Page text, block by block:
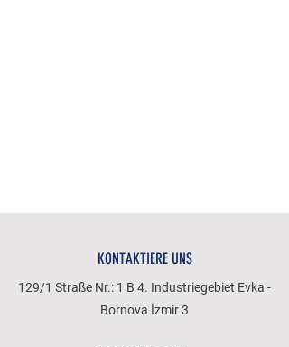
KONTAKTIERE UNS
129/1 Straße Nr.: 1 B 4. Industriegebiet Evka -
Bornova İzmir 3